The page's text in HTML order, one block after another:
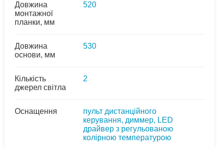
Довжина
монтажної
планки, мм
520
Довжина
основи, мм
530
Кількість
джерел світла
2
Оснащення
пульт дистанційного
керування, диммер, LED
драйвер з регульованою
колірною температурою